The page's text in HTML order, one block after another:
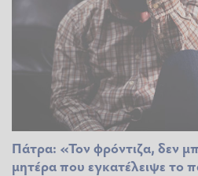
Πάτρα: «Τον φρόντιζα, δεν
μητέρα που εγκατέλειψε το